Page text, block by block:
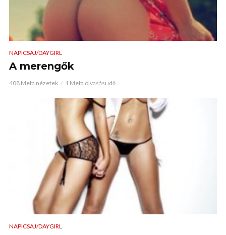
NAPICSAJ/DAYGIRL
A merengők
408 Meta nézetek 1 Meta olvasási idő
NAPICSAJ/DAYGIRL